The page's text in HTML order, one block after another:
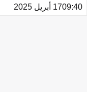
09:4017 أبريل 2025